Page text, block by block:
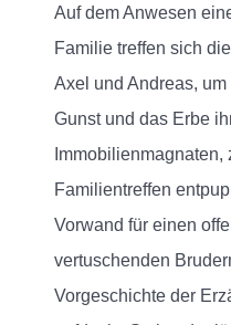
Auf dem Anwesen
Familie treffen sich
Axel und Andreas,
Gunst und das Erbe
Familientreffen
Vorwand für einen
vertuschenden
Vorgeschichte der